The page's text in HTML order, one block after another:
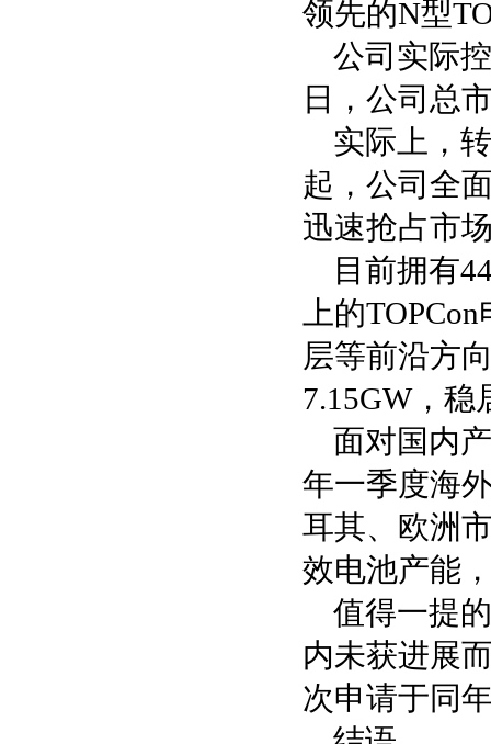
领先的N型
公司实际
日，公司总
实际上，
起，公司全
迅速抢占市
目前拥有
上的
层等前沿方
7.15GW，稳
面对国内
年一季度海
耳其、欧洲
效电池产能
值得一提
内未获进展
次申请于同